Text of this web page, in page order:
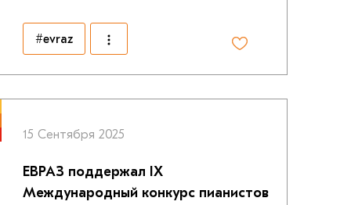
#evraz
15 Сентября 2025
ЕВРАЗ поддержал IX
Международный конкурс пианистов